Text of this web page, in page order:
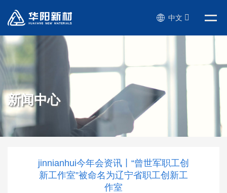
中文
新闻中心
jinnianhui今年会资讯丨“曾世军职工创
新工作室”被命名为辽宁省职工创新工
作室